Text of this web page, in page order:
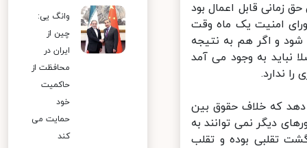
قابل اعمال بود
امنیت یک ماه وقت
و اگر هم به نتیجه
به وجود می آمد
ندارد.
دهد که خلاف حقوق بین
دیگر نمی توانند به
تقلبی بوده و تقلب
وانگ یی:
چین از
ایران در
محافظت از
حاکمیت
خود
حمایت می
کند